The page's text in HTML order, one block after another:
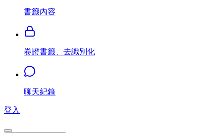
書籤內容
卷證書籤、去識別化
聊天紀錄
登入